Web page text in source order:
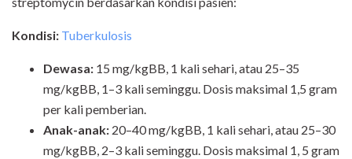
Kondisi: Tuberkulosis
Dewasa: 15 mg/kgBB, 1 kali sehari, atau 25–35
mg/kgBB, 1–3 kali seminggu. Dosis maksimal 1,5 gram
per kali pemberian.
Anak-anak: 20–40 mg/kgBB, 1 kali sehari, atau 25–30
mg/kgBB, 2–3 kali seminggu. Dosis maksimal 1, 5 gram